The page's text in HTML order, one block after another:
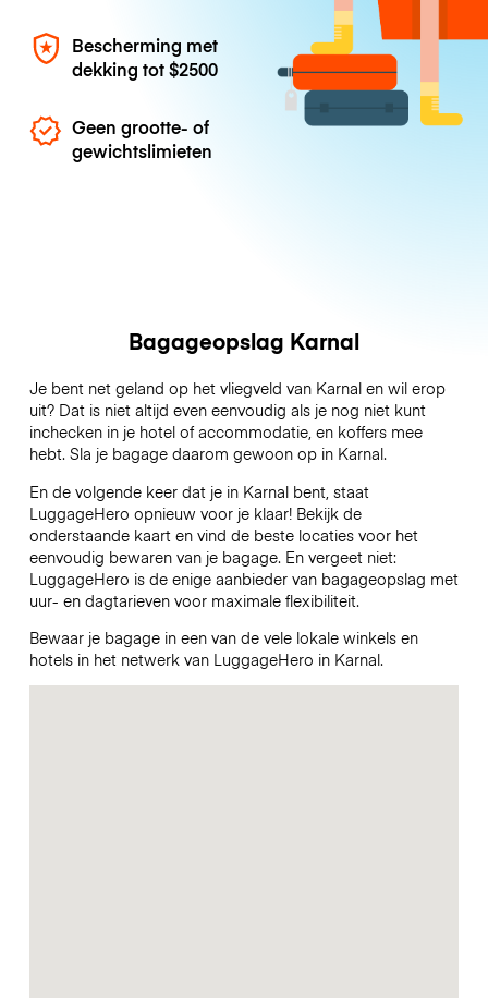
Bescherming met
dekking tot$2500
Geen grootte- of
gewichtslimieten
Bagageopslag Karnal
Je bent net geland op het vliegveld van Karnal en wil erop
uit? Dat is niet altijd even eenvoudig als je nog niet kunt
inchecken in je hotel of accommodatie, en koffers mee
hebt. Sla je bagage daarom gewoon op in Karnal.
En de volgende keer dat je in Karnal bent, staat
LuggageHero opnieuw voor je klaar! Bekijk de
onderstaande kaart en vind de beste locaties voor het
eenvoudig bewaren van je bagage. En vergeet niet:
LuggageHero is de enige aanbieder van bagageopslag met
uur- en dagtarieven voor maximale flexibiliteit.
Bewaar je bagage in een van de vele lokale winkels en
hotels in het netwerk van LuggageHero in Karnal.